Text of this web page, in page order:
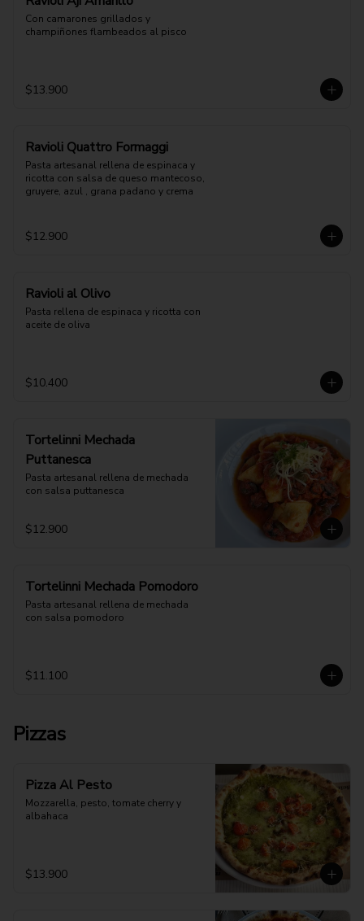
Con camarones grillados y
champiñones flambeados al pisco
$13.900
Ravioli Quattro Formaggi
Pasta artesanal rellena de espinaca y
ricotta con salsa de queso mantecoso,
gruyere, azul , grana padano y crema
$12.900
Ravioli al Olivo
Pasta rellena de espinaca y ricotta con
aceite de oliva
$10.400
Tortelinni Mechada
Puttanesca
Pasta artesanal rellena de mechada
con salsa puttanesca
$12.900
Tortelinni Mechada Pomodoro
Pasta artesanal rellena de mechada
con salsa pomodoro
$11.100
Pizzas
Pizza Al Pesto
Mozzarella, pesto, tomate cherry y
albahaca
$13.900